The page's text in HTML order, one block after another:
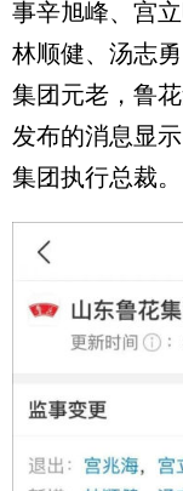
事辛旭峰、宫
林顺健、汤志
集团元老，鲁
发布的消息显
集团执行总裁。